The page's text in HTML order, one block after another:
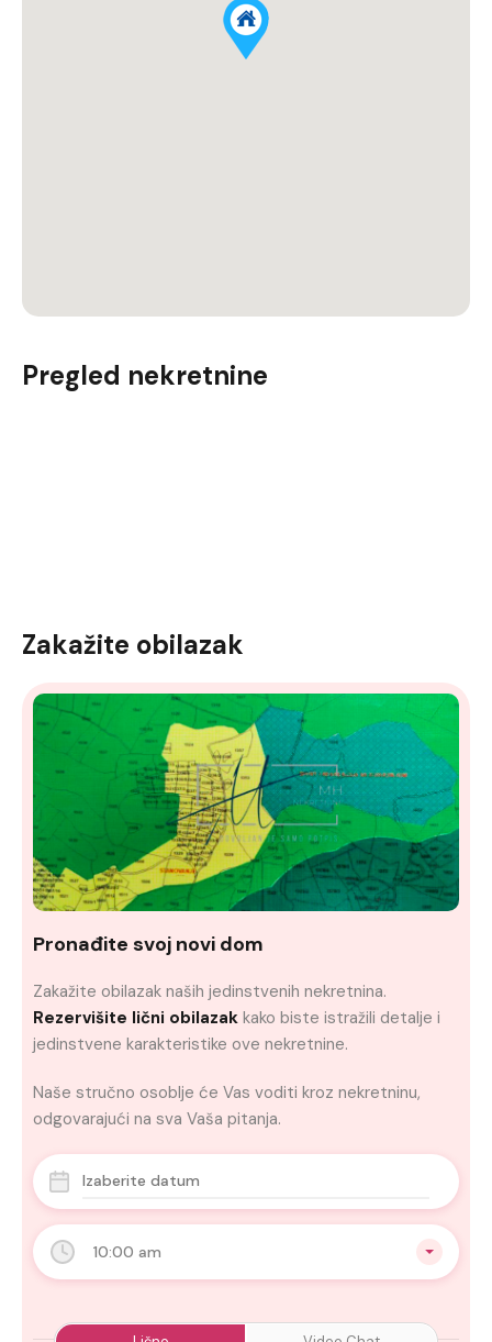
Pregled nekretnine
Zakažite obilazak
10:00 am
Pronađite svoj novi dom
Zakažite obilazak naših jedinstvenih nekretnina.
Rezervišite lični obilazak kako biste istražili detalje i
jedinstvene karakteristike ove nekretnine.
Naše stručno osoblje će Vas voditi kroz nekretninu,
odgovarajući na sva Vaša pitanja.